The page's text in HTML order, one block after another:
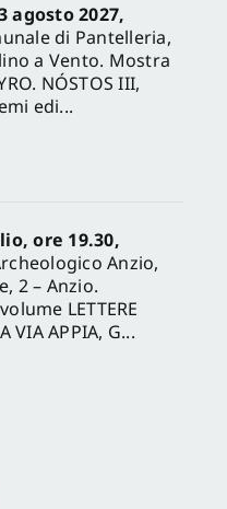
agosto 2027,
di Pantelleria,
a Vento. Mostra
NÓSTOS III,
edi...
ore 19.30,
Anzio,
2 – Anzio.
LETTERE
VIA APPIA, G...